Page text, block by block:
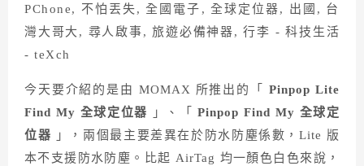
今天要介紹的是由 MOMAX 所推出的「 Pinpop Lite
Find My 全球定位器
」、「Pinpop Find My 全球定
位器 」，兩個最主要差異在於防水防塵係數，Lite 版
本不支援防水防塵。比起 AirTag 均一顏色白色來說，